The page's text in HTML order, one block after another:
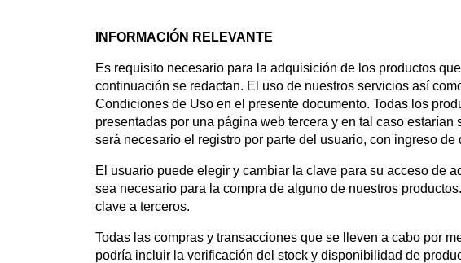
INFORMACIÓN RELEVANTE
Es requisito necesario para la adquisición de los productos
continuación se redactan. El uso de nuestros servicios así
Condiciones de Uso en el presente documento. Todas los
presentadas por una página web tercera y en tal caso
será necesario el registro por parte del usuario, con ingreso
El usuario puede elegir y cambiar la clave para su acceso de
sea necesario para la compra de alguno de nuestros
clave a terceros.
Todas las compras y transacciones que se lleven a cabo por
podría incluir la verificación del stock y disponibilidad de